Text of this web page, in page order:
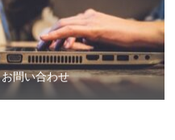
お問い合わせ